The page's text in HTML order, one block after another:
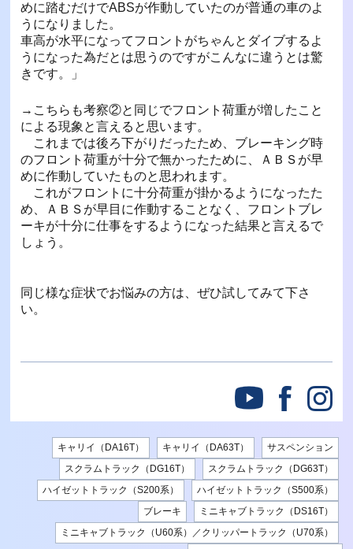
めに踏むだけでABSが作動していたのが普通の車のよ
うになりました。
車高が水平になってフロントがちゃんとダイブするよ
うになった為だとは思うのですがこんなに違うとは驚
きです。」
→こちらも考察②と同じでフロント荷重が増したこと
による現象と言えると思います。
これまでは後ろ下がりだったため、ブレーキング時
のフロント荷重が十分で無かったために、ＡＢＳが早
めに作動していたものと思われます。
これがフロントに十分荷重が掛かるようになったた
め、ＡＢＳが早目に作動することなく、フロントブレ
ーキが十分に仕事をするようになった結果と言えるで
しょう。
同じ様な症状でお悩みの方は、ぜひ試してみて下さ
い。
キャリイ（DA16T） キャリイ（DA63T）
サスペンション
スクラムトラック（DG16T）
スクラムトラック（DG63T）
ハイゼットトラック（S200系）
ハイゼットトラック（S500系）
ブレーキ
ミニキャブトラック（DS16T）
ミニキャブトラック（U60系）／クリッパートラック（U70系）